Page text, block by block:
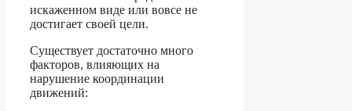
искаженном виде или вовсе не
достигает своей цели.
Существует достаточно много
факторов, влияющих на
нарушение координации
движений: